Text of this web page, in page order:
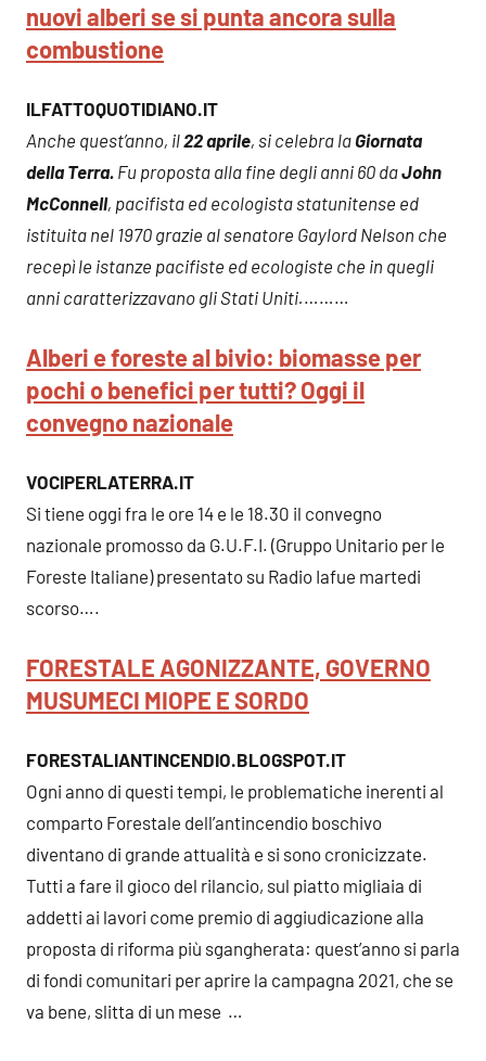
nuovi alberi se si punta ancora sulla
combustione
ILFATTOQUOTIDIANO.IT
Anche quest’anno, il 22 aprile, si celebra la Giornata
della Terra. Fu proposta alla fine degli anni 60 daJohn
McConnell, pacifista ed ecologista statunitense ed
istituita nel 1970 grazie al senatore Gaylord Nelson che
recepì le istanze pacifiste ed ecologiste che in quegli
anni caratterizzavano gli Stati Uniti.………
Alberi e foreste al bivio: biomasse per
pochi o benefici per tutti?Oggi il
convegno nazionale
VOCIPERLATERRA.IT
Si tiene oggi fra le ore 14 e le 18.30 il convegno
nazionale promosso da G.U.F.I. (Gruppo Unitario per le
Foreste Italiane) presentato su Radio Iafue martedi
scorso….
FORESTALE AGONIZZANTE, GOVERNO
MUSUMECI MIOPE E SORDO
FORESTALIANTINCENDIO.BLOGSPOT.IT
Ogni anno di questi tempi, le problematiche inerenti al
comparto Forestale dell’antincendio boschivo
diventano di grande attualità e si sono cronicizzate.
Tutti a fare il gioco del rilancio, sul piatto migliaia di
addetti ai lavori come premio di aggiudicazione alla
proposta di riforma più sgangherata: quest’anno si parla
di fondi comunitari per aprire la campagna 2021, che se
va bene, slitta di un mese …